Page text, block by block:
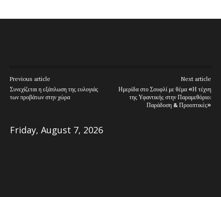
Previous article
Συνεχίζεται η εξάπλωση της ευλογιάς
των προβάτων στην χώρα
Next article
Ημερίδα στο Σουφλί με θέμα «Η τέχνη
της Υφαντικής στην Παραμεθόριο:
Παράδοση & Προοπτικές»
Friday, August 7, 2026